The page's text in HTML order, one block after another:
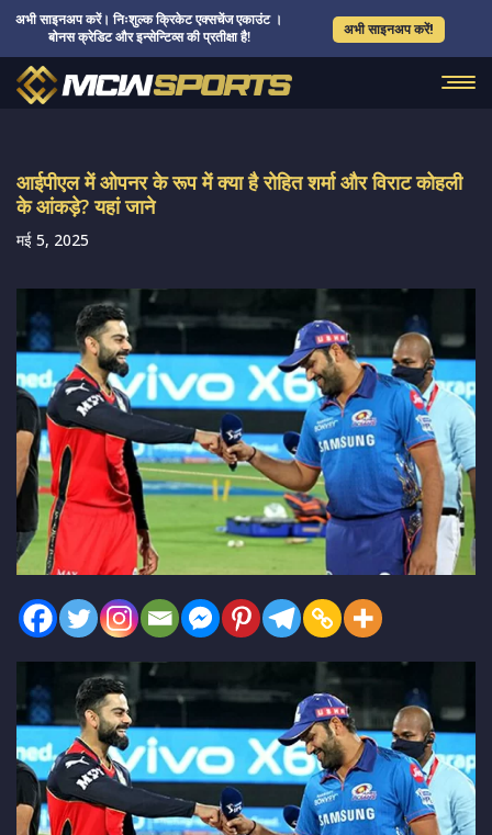
अभी साइनअप करें। निःशुल्क क्रिकेट एक्सचेंज एकाउंट ।
बोनस क्रेडिट और इन्सेन्टिव्स की प्रतीक्षा है!
अभी साइनअप करें!
आईपीएल में ओपनर के रूप में क्या है रोहित शर्मा और विराट कोहली
के आंकड़े? यहां जाने
मई 5, 2025